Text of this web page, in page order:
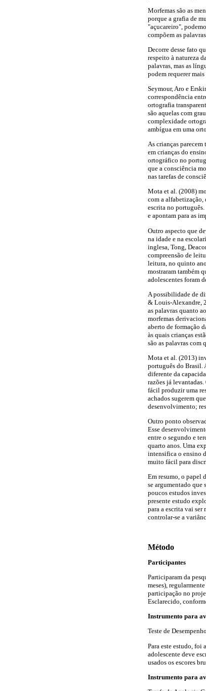
Morfemas são as
porque a grafia de
"açucareiro",
compõem as
Decorre desse fato
respeito à natureza
palavras, mas as
podem requerer
Seymour, Aro e
correspondência
ortografia
são aquelas com
complexidade
ambígua em uma
As crianças
em crianças do
ortográfico no
que a consciência
nas tarefas de
Mota et al. (2008)
com a
escrita no
e apontam para as
Outro aspecto que
na idade e na
inglesa, Tong,
compreensão de
leitura, no quinto
mostraram também
adolescentes foram
A possibilidade de
& Louis-Alexandre,
as palavras quanto
morfemas
aberto de formação
às quais crianças
são as palavras com
Mota et al. (2013)
português do Brasil.
diferente da
razões já
fácil produzir uma
achados sugerem
desenvolvimento;
Outro ponto
Esse
entre o segundo e
quarto anos. Uma
intensifica o ensino
muito fácil para
Em resumo, o papel
se argumentado que
poucos estudos
presente estudo
para a escrita vai ser
controlar-se a
Método
Participantes
Participaram da
meses),
participação no
Esclarecido,
Instrumento para
Teste de
Para este estudo, foi
adolescente deve
usados os escores
Instrumento para